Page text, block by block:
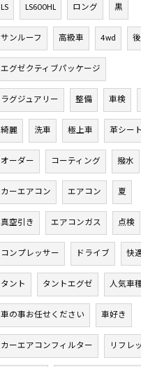
LS LS600HL ロング 黒
サンルーフ 高級車 4wd
エグゼクティブパッケージ
ラグジュアリー 整備 車検
綺麗 洗車 極上車 革シート
オーダー コーティング 撥水
カーエアコン エアコン 夏
真空引き エアコンガス 点検
コンプレッサー ドライブ 快
タント タントエグゼ 人気車
車の事お任せください 車好き
カーエアコンフィルター リフレ